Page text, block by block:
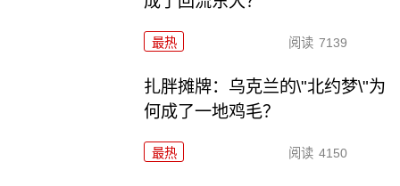
最热 阅读 7139
扎胖摊牌：乌克兰的\"北约梦\"为
何成了一地鸡毛？
最热 阅读 4150